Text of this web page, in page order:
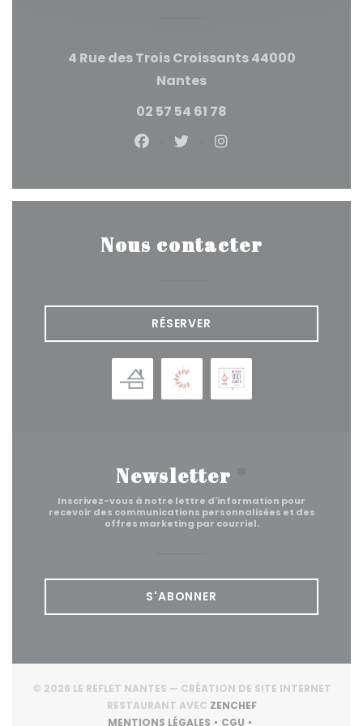
4 Rue des Trois Croissants 44000
Nantes((ouvre une nouvelle
02 57 54 61 78
Facebook ((ouvre une
Twitter ((ouvre une
Instagram
Nous contacter
RÉSERVER
Newsletter
Inscrivez-vous à notre lettre d'information pour
recevoir des communications personnalisées et des
offres marketing par courriel.
S'ABONNER
© 2026 LE REFLET NANTES — CRÉATION DE SITE INTERNET
RESTAURANT AVEC ZENCHEF((OUVRE UNE
MENTIONS LÉGALES
CGU